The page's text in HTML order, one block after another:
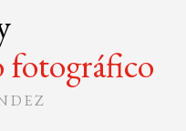
fotográfico